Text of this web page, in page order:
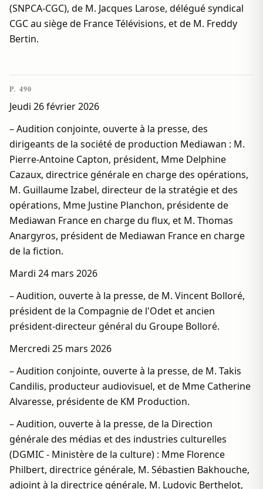
(SNPCA-CGC), de M. Jacques Larose, délégué syndical
CGC au siège de France Télévisions, et de M. Freddy
Bertin.
P. 490
Jeudi 26 février 2026
– Audition conjointe, ouverte à la presse, des
dirigeants de la société de production Mediawan : M.
Pierre-Antoine Capton, président, Mme Delphine
Cazaux, directrice générale en charge des opérations,
M. Guillaume Izabel, directeur de la stratégie et des
opérations, Mme Justine Planchon, présidente de
Mediawan France en charge du flux, et M. Thomas
Anargyros, président de Mediawan France en charge
de la fiction.
Mardi 24 mars 2026
– Audition, ouverte à la presse, de M. Vincent Bolloré,
président de la Compagnie de l'Odet et ancien
président-directeur général du Groupe Bolloré.
Mercredi 25 mars 2026
– Audition conjointe, ouverte à la presse, de M. Takis
Candilis, producteur audiovisuel, et de Mme Catherine
Alvaresse, présidente de KM Production.
– Audition, ouverte à la presse, de la Direction
générale des médias et des industries culturelles
(DGMIC - Ministère de la culture) : Mme Florence
Philbert, directrice générale, M. Sébastien Bakhouche,
adjoint à la directrice générale, M. Ludovic Berthelot,